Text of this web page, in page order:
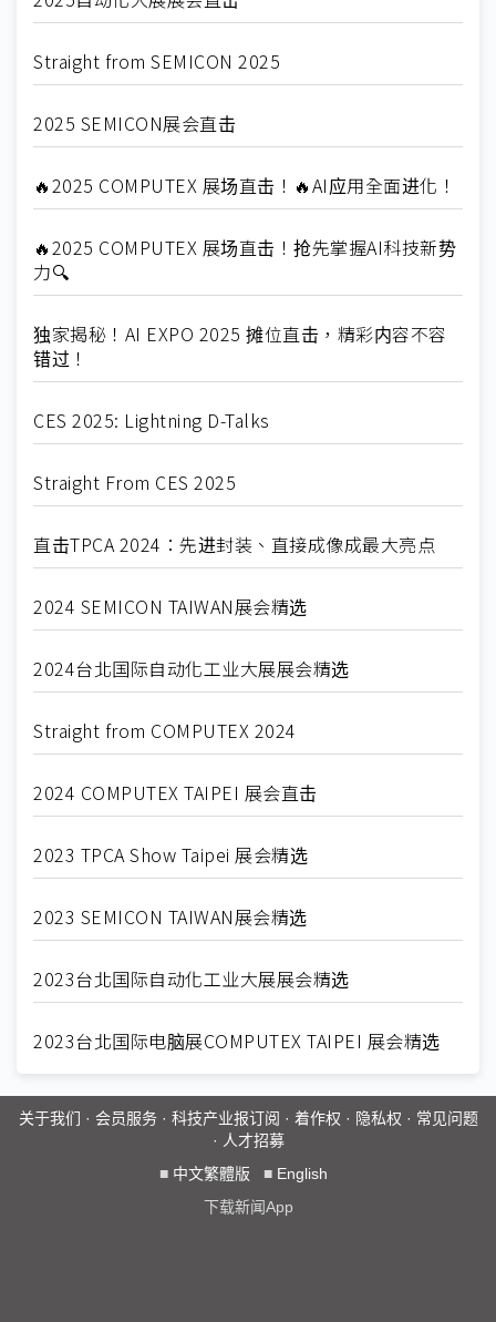
Straight from SEMICON 2025
2025 SEMICON展会直击
🔥2025 COMPUTEX 展场直击！🔥AI应用全面进化！
🔥2025 COMPUTEX 展场直击！抢先掌握AI科技新势
力🔍
独家揭秘！AI EXPO 2025 摊位直击，精彩内容不容
错过！
CES 2025: Lightning D-Talks
Straight From CES 2025
直击TPCA 2024：先进封装、直接成像成最大亮点
2024 SEMICON TAIWAN展会精选
2024台北国际自动化工业大展展会精选
Straight from COMPUTEX 2024
2024 COMPUTEX TAIPEI 展会直击
2023 TPCA Show Taipei 展会精选
2023 SEMICON TAIWAN展会精选
2023台北国际自动化工业大展展会精选
2023台北国际电脑展COMPUTEX TAIPEI 展会精选
关于我们 · 会员服务· 科技产业报订阅 · 着作权 · 隐私权 · 常见问题
· 人才招募
■ 中文繁體版 ■ English
下载新闻App